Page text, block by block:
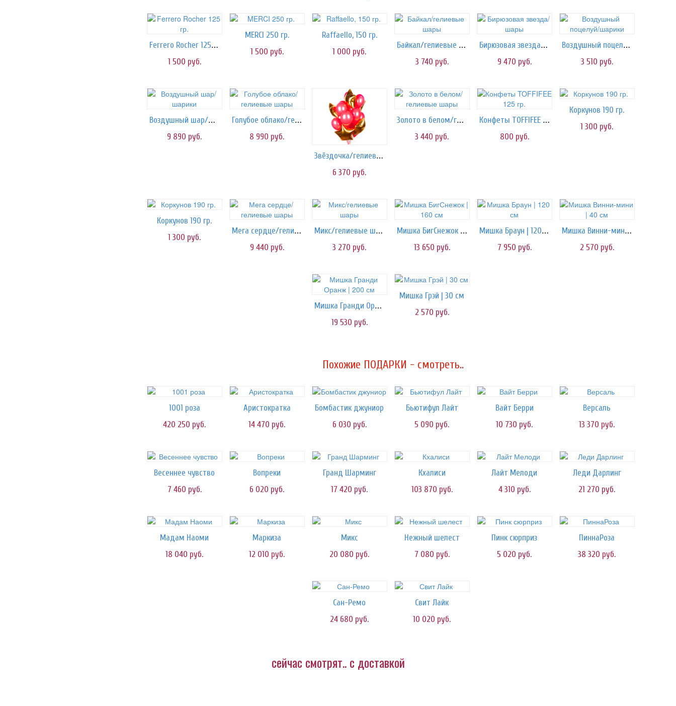
Ferrero Rocher 125 гр.
1 500 руб.
MERCI 250 гр.
1 500 руб.
Raffaello, 150 гр.
1 000 руб.
Байкал/гелиевые шары
3 740 руб.
Бирюзовая звезда/шары
9 470 руб.
Воздушный поцелуй/шарики
3 510 руб.
Воздушный шар/шарики
9 890 руб.
Голубое облако/гелиевые шары
8 990 руб.
Звёздочка/гелиевые шары
6 370 руб.
Золото в белом/гелиевые шары
3 440 руб.
Конфеты TOFFIFEE 125 гр.
800 руб.
Коркунов 190 гр.
1 300 руб.
Коркунов 190 гр.
1 300 руб.
Мега сердце/гелиевые шары
9 440 руб.
Микс/гелиевые шары
3 270 руб.
Мишка БигСнежок | 160 см
13 650 руб.
Мишка Браун | 120 см
7 950 руб.
Мишка Винни-мини | 40 см
2 570 руб.
Мишка Гранди Оранж | 200 см
19 530 руб.
Мишка Грэй | 30 см
2 570 руб.
Похожие ПОДАРКИ - смотреть..
1001 роза
420 250 руб.
Аристократка
14 470 руб.
Бомбастик джуниор
6 030 руб.
Бьютифул Лайт
5 090 руб.
Вайт Берри
10 730 руб.
Версаль
13 370 руб.
Весеннее чувство
7 460 руб.
Вопреки
6 020 руб.
Гранд Шарминг
17 420 руб.
Кхалиси
103 870 руб.
Лайт Мелоди
4 310 руб.
Леди Дарлинг
21 270 руб.
Мадам Наоми
18 040 руб.
Маркиза
12 010 руб.
Микс
20 080 руб.
Нежный шелест
7 080 руб.
Пинк сюрприз
5 020 руб.
ПиннаРоза
38 320 руб.
Сан-Ремо
24 680 руб.
Свит Лайк
10 020 руб.
сейчас смотрят.. с доставкой